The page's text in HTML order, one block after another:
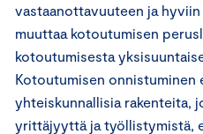
vastaanottavuuteen ja
muuttaa kotoutumisen
kotoutumisesta
Kotoutumisen onnistuminen
yhteiskunnallisia rakenteita,
yrittäjyyttä ja työllistymistä,